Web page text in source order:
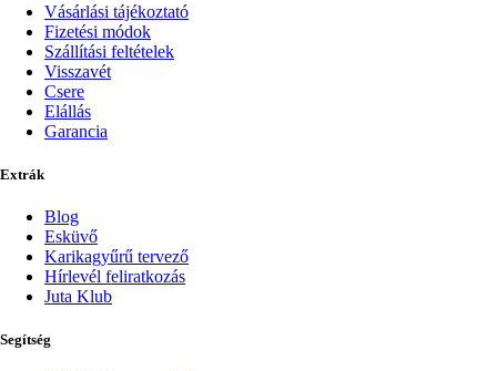
Vásárlási tájékoztató
Fizetési módok
Szállítási feltételek
Visszavét
Csere
Elállás
Garancia
Extrák
Blog
Esküvő
Karikagyűrű tervező
Hírlevél feliratkozás
Juta Klub
Segítség